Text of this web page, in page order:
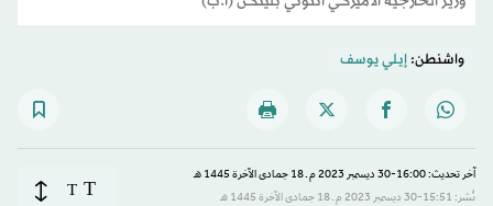
واشنطن:إيلي يوسف
آخر تحديث: 16:00-30 ديسمبر 2023 م ـ 18 جمادى الآخرة 1445 هـ
نُشر: 15:51-30 ديسمبر 2023 م ـ 18 جمادى الآخرة 1445 هـ
T
T